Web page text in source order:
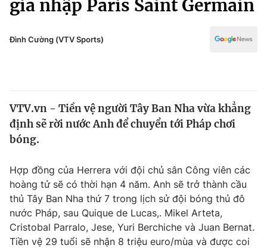
Chính trị
Y tế
Tin tức
Thế giới đó đây
Câu chuyện quốc tế
Kinh tế
Tài chính
Thị trường
Dữ liệu và đời sống
Thể thao
Văn hóa - Giải trí
Giáo dục
gia nhập Paris Saint Germain
Đình Cường (VTV Sports)
VTV.vn - Tiền vệ người Tây Ban Nha vừa khẳng
định sẽ rời nước Anh để chuyển tới Pháp chơi
bóng.
Hợp đồng của Herrera với đội chủ sân Công viên các
hoàng tử sẽ có thời hạn 4 năm. Anh sẽ trở thành cầu
thủ Tây Ban Nha thứ 7 trong lịch sử đội bóng thủ đô
nước Pháp, sau Quique de Lucas,. Mikel Arteta,
Cristobal Parralo, Jese, Yuri Berchiche và Juan Bernat.
Tiền vệ 29 tuổi sẽ nhận 8 triệu euro/mùa và được coi